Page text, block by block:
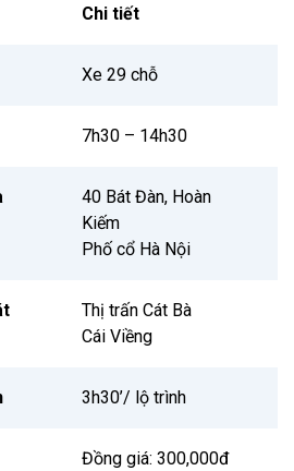
Chi tiết
Xe 29 chỗ
7h30 – 14h30
40 Bát Đàn, Hoàn
Kiếm
Phố cổ Hà Nội
Thị trấn Cát Bà
Cái Viềng
3h30’/ lộ trình
Đồng giá: 300,000đ